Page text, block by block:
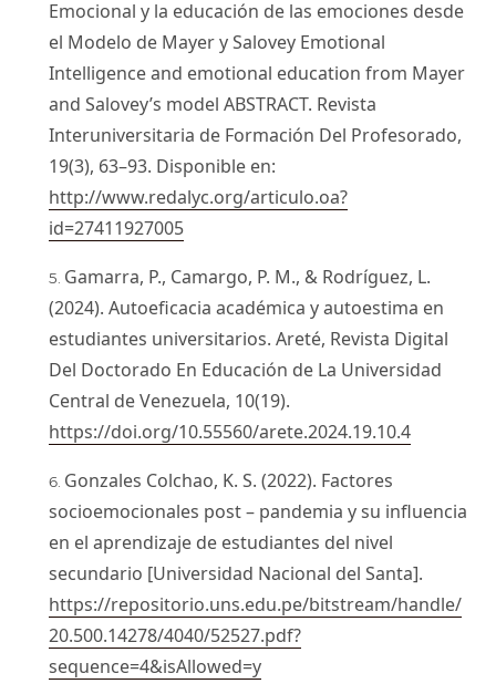
Emocional y la educación de las emociones desde
el Modelo de Mayer y Salovey Emotional
Intelligence and emotional education from Mayer
and Salovey’s model ABSTRACT. Revista
Interuniversitaria de Formación Del Profesorado,
19(3), 63–93. Disponible en:
http://www.redalyc.org/articulo.oa?
id=27411927005
Gamarra, P., Camargo, P. M., & Rodríguez, L.
(2024). Autoeficacia académica y autoestima en
estudiantes universitarios. Areté, Revista Digital
Del Doctorado En Educación de La Universidad
Central de Venezuela, 10(19).
https://doi.org/10.55560/arete.2024.19.10.4
Gonzales Colchao, K. S. (2022). Factores
socioemocionales post – pandemia y su influencia
en el aprendizaje de estudiantes del nivel
secundario [Universidad Nacional del Santa].
https://repositorio.uns.edu.pe/bitstream/handle/
20.500.14278/4040/52527.pdf?
sequence=4&isAllowed=y